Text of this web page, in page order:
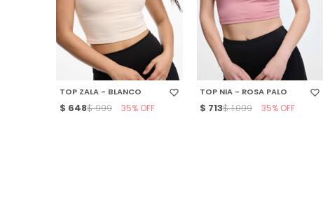
SELECCIONAR TALLE
TOP ZALA - BLANCO
$ 648$ 999 35
SELECCIONAR TALLE
TOP NIA - ROSA PALO
$ 713$ 1.099 35